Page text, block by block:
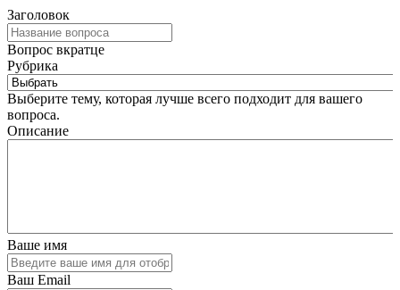
Заголовок
Вопрос вкратце
Рубрика
Выберите тему, которая лучше всего подходит для вашего
вопроса.
Описание
Ваше имя
Ваш Email